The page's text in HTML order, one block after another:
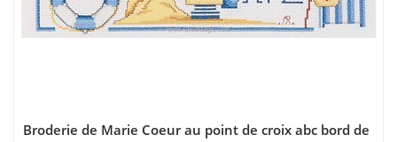
Broderie de Marie Coeur au point de croix abc bord de